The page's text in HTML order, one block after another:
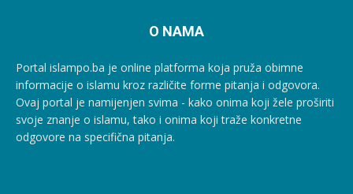
O NAMA
Portal islampo.ba je online platforma koja pruža obimne
informacije o islamu kroz različite forme pitanja i odgovora.
Ovaj portal je namijenjen svima - kako onima koji žele proširiti
svoje znanje o islamu, tako i onima koji traže konkretne
odgovore na specifična pitanja.